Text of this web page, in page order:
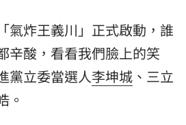
氣炸王義川」正式啟動，誰
辛酸，看看我們臉上的笑
黨立委當選人李坤城 、三立
。